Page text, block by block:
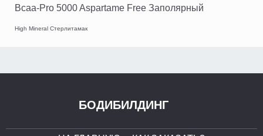
Bcaa-Pro 5000 Aspartame Free Заполярный
High Mineral Стерлитамак
БОДИБИЛДИНГ